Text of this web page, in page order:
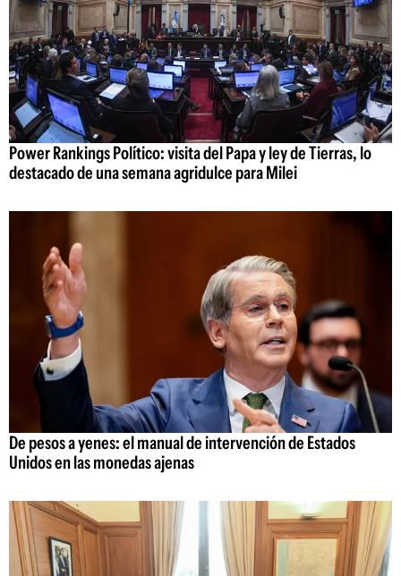
Power Rankings Político: visita del Papa y ley de Tierras, lo
destacado de una semana agridulce para Milei
De pesos a yenes: el manual de intervención de Estados
Unidos en las monedas ajenas